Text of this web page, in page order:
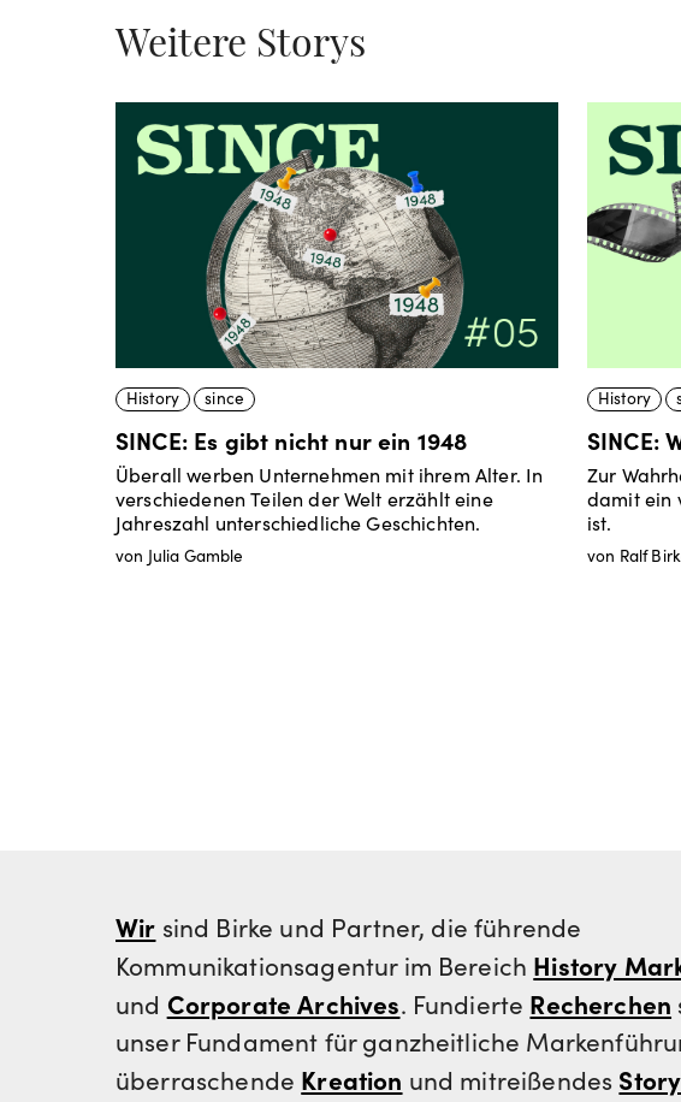
Weitere Storys
History since
SINCE: Es gibt nicht nur ein 1948
Überall werben Unternehmen mit ihrem Alter. In
verschiedenen Teilen der Welt erzählt eine
Jahreszahl unterschiedliche Geschichten.
von Julia Gamble
History
SINCE:
Zur
damit ein
ist.
von Ralf
Wir sind Birke und Partner, die führende
Kommunikationsagentur im Bereich History
und Corporate Archives. Fundierte Recherchen
unser Fundament für ganzheitliche
überraschende Kreation und mitreißendes